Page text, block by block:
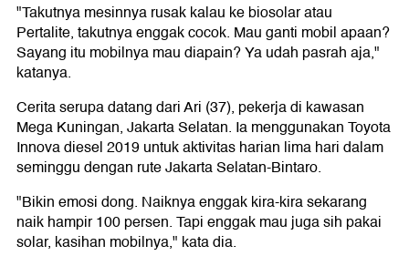
"Takutnya mesinnya rusak kalau ke biosolar atau
Pertalite, takutnya enggak cocok. Mau ganti mobil apaan?
Sayang itu mobilnya mau diapain? Ya udah pasrah aja,"
katanya.
Cerita serupa datang dari Ari (37), pekerja di kawasan
Mega Kuningan, Jakarta Selatan. Ia menggunakan Toyota
Innova diesel 2019 untuk aktivitas harian lima hari dalam
seminggu dengan rute Jakarta Selatan-Bintaro.
"Bikin emosi dong. Naiknya enggak kira-kira sekarang
naik hampir 100 persen. Tapi enggak mau juga sih pakai
solar, kasihan mobilnya," kata dia.